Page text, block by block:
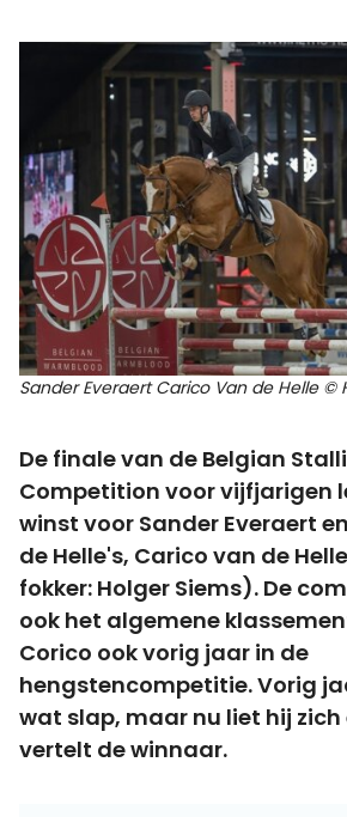
Sander Everaert Carico Van de Helle ©
De finale van de Belgian
Competition voor vijfjarigen
winst voor Sander Everaert
de Helle's, Carico van de
fokker: Holger Siems). De
ook het algemene
Corico ook vorig jaar in de
hengstencompetitie. Vorig
wat slap, maar nu liet hij zich
vertelt de winnaar.